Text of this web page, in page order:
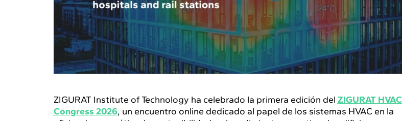
ZIGURAT Institute of Technology ha celebrado la primera edición del ZIGURAT HVAC
Congress 2026, un encuentro online dedicado al papel de los sistemas HVAC en la